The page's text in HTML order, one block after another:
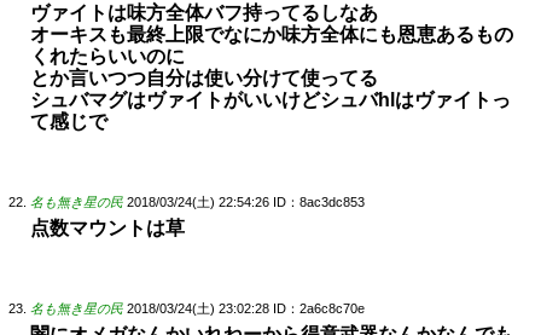
ヴァイトは味方全体バフ持ってるしなあ
オーキスも最終上限でなにか味方全体にも恩恵あるもの
くれたらいいのに
とか言いつつ自分は使い分けて使ってる
シュバマグはヴァイトがいいけどシュバhlはヴァイトっ
て感じで
名も無き星の民 2018/03/24(土) 22:54:26 ID：8ac3dc853
点数マウントは草
名も無き星の民 2018/03/24(土) 23:02:28 ID：2a6c8c70e